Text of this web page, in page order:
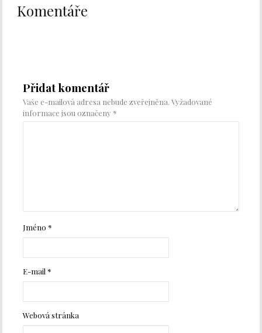
Komentáře
Přidat komentář
Vaše e-mailová adresa nebude zveřejněna. Vyžadované
informace jsou označeny *
Jméno*
E-mail*
Webová stránka